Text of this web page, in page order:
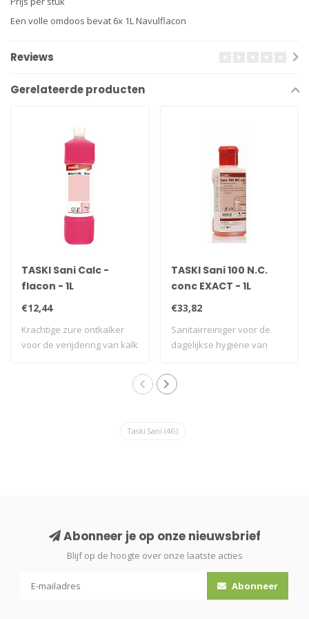
Een volle omdoos bevat 6x 1L Navulflacon
Reviews
Gerelateerde producten
TASKI Sani Calc -
flacon - 1L
€12,44
Krachtige zure ontkalker
voor de verijdering van kalk
TASKI Sani 100 N.C.
conc EXACT - 1L
€33,82
Sanitairreiniger voor de
dagelijkse hygiëne van
Taski Sani (46)
Abonneer je op onze nieuwsbrief
Blijf op de hoogte over onze laatste acties
Abonneer